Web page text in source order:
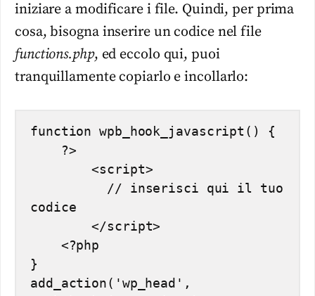
iniziare a modificare i file. Quindi, per prima
cosa, bisogna inserire un codice nel file
functions.php, ed eccolo qui, puoi
tranquillamente copiarlo e incollarlo:
function wpb_hook_javascript() {
        <script>
codice
        </script>
}
add_action('wp_head',